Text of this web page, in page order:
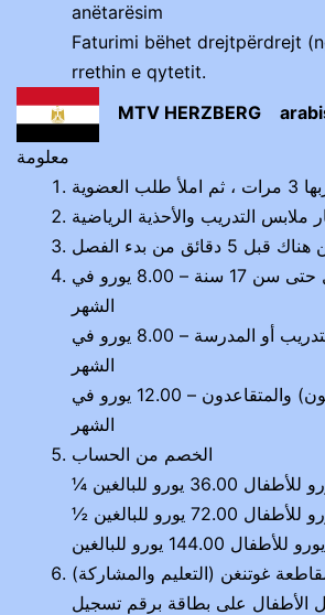
anëtarësim
Faturimi bëhet drejtpërdrejt
rrethin e qytetit.
MTV HERZBERG
معلومة
طلب العضوية
ملابس التدريب والأحذية الرياضية
قبل 5 دقائق من بدء الفصل
الاشتراكات: الأطفال حتى سن 17 سنة – 8.00 يورو في
الشهر
من 18 عامًا في التدريب أو المدرسة – 8.00 يورو في
الشهر
البالغون (العاملون) والمتقاعدون – 12.00 يورو في
الشهر
الخصم من الحساب
غوتنغن (التعليم والمشاركة)
الأطفال على بطاقة برقم تسجيل